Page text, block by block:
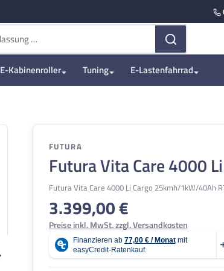
E-Kabinenroller Tuning E-Lastenfahrrad
FUTURA
Futura Vita Care 4000
Futura Vita Care 4000 Li Cargo 25kmh/1kW/40Ah
Regulärer Preis:
3.399,00 €
Preise inkl. MwSt. zzgl. Versandkosten